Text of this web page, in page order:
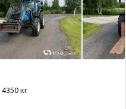
4350 кг